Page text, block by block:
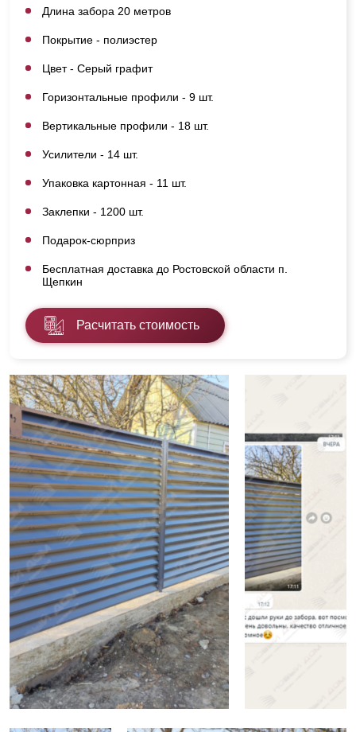
Длина забора 20 метров
Покрытие - полиэстер
Цвет - Серый графит
Горизонтальные профили - 9 шт.
Вертикальные профили - 18 шт.
Усилители - 14 шт.
Упаковка картонная - 11 шт.
Заклепки - 1200 шт.
Подарок-сюрприз
Бесплатная доставка до Ростовской области п.
Щепкин
Расчитать стоимость